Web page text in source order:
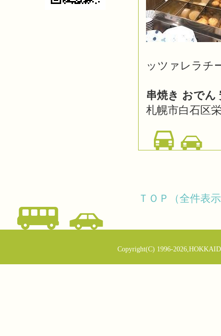
ッツァレラチ
串焼き おでん
札幌市白石区
ＴＯＰ（全件表
Copyright(C) 1996-